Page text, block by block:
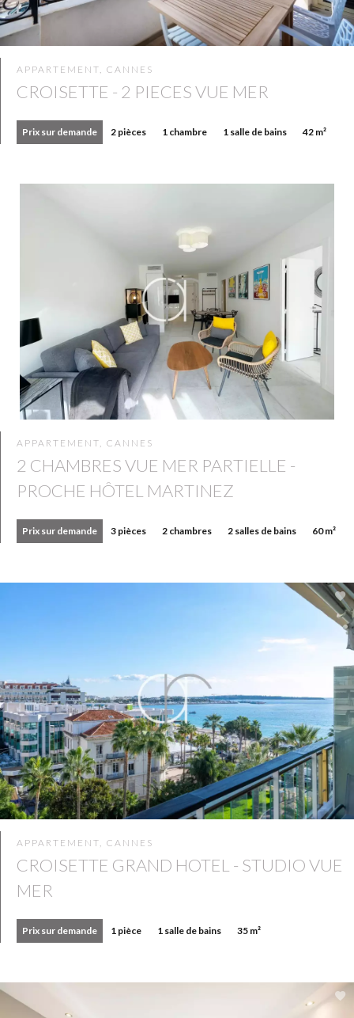
APPARTEMENT, CANNES
CROISETTE - 2 PIECES VUE MER
Prix sur demande 2 pièces 1 chambre 1 salle de bains 42 m²
APPARTEMENT, CANNES
2 CHAMBRES VUE MER PARTIELLE -
PROCHE HÔTEL MARTINEZ
Prix sur demande 3 pièces 2 chambres 2 salles de bains 60 m²
APPARTEMENT, CANNES
CROISETTE GRAND HOTEL - STUDIO VUE
MER
Prix sur demande 1 pièce 1 salle de bains 35 m²